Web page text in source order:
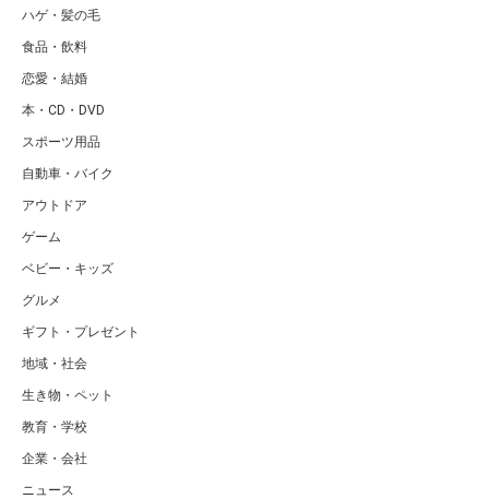
ハゲ・髪の毛
食品・飲料
恋愛・結婚
本・CD・DVD
スポーツ用品
自動車・バイク
アウトドア
ゲーム
ベビー・キッズ
グルメ
ギフト・プレゼント
地域・社会
生き物・ペット
教育・学校
企業・会社
ニュース